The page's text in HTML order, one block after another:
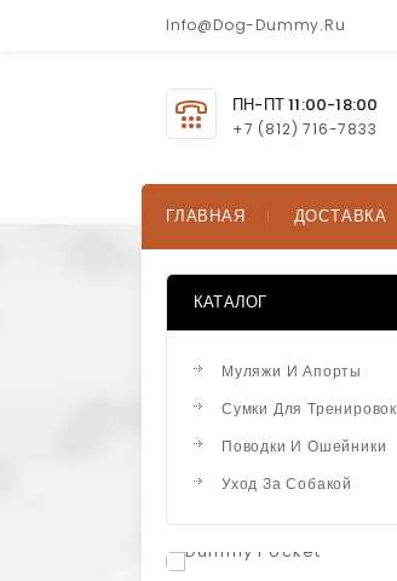
Info@dog-Dummy.ru
ПН-ПТ 11:00-18:00
+7 (812) 716-7833
ГЛАВНАЯ ДОСТАВКА
КАТАЛОГ
Муляжи И Апорты
Сумки Для Тренировок
Поводки И Ошейники
Уход За Собакой